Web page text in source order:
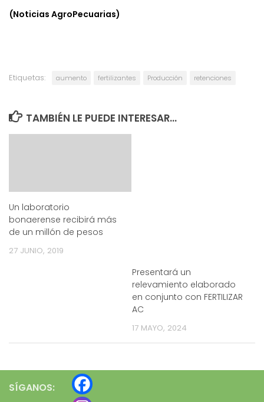
(Noticias AgroPecuarias)
Etiquetas: aumento fertilizantes Producción retenciones
TAMBIÉN LE PUEDE INTERESAR...
Un laboratorio
bonaerense recibirá más
de un millón de pesos
27 JUNIO, 2019
Presentará un
relevamiento elaborado
en conjunto con FERTILIZAR
AC
17 MAYO, 2024
SÍGANOS: